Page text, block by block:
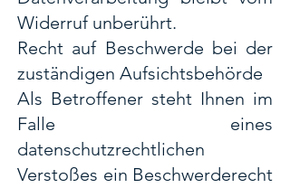
Widerruf unberührt.
Recht auf Beschwerde bei der
zuständigen Aufsichtsbehörde
Als Betroffener steht Ihnen im
Falle eines
datenschutzrechtlichen
Verstoßes ein Beschwerderecht